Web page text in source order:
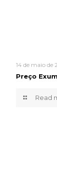
14 de maio de
Preço
Read